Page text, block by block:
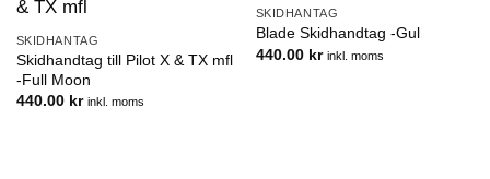
SKIDHANTAG
Skidhandtag till Pilot X & TX mfl
-Full Moon
440.00 kr inkl. moms
SKIDHANTAG
Blade Skidhandtag -Gul
440.00 kr inkl. moms